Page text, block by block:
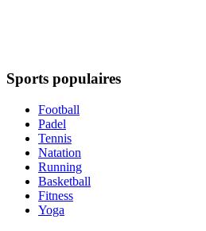
Sports populaires
Football
Padel
Tennis
Natation
Running
Basketball
Fitness
Yoga